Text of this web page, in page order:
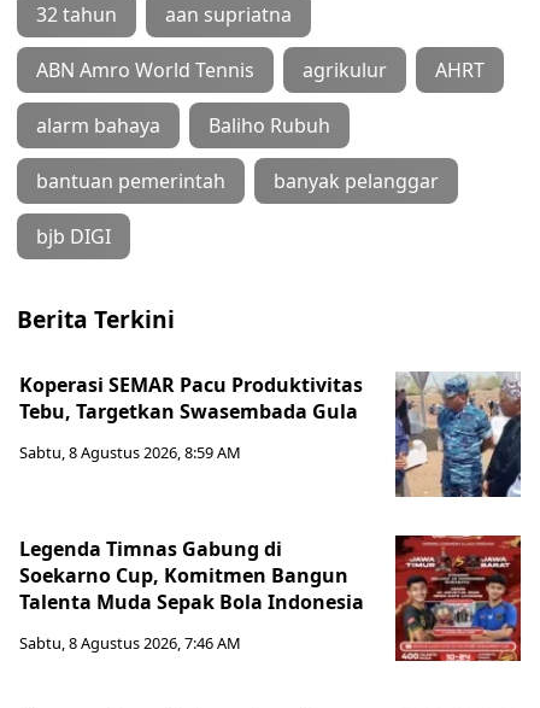
32 tahun aan supriatna
ABN Amro World Tennis agrikulur AHRT
alarm bahaya Baliho Rubuh
bantuan pemerintah banyak pelanggar
bjb DIGI
Berita Terkini
Koperasi SEMAR Pacu Produktivitas
Tebu, Targetkan Swasembada Gula
Sabtu, 8 Agustus 2026, 8:59 AM
Legenda Timnas Gabung di
Soekarno Cup, Komitmen Bangun
Talenta Muda Sepak Bola Indonesia
Sabtu, 8 Agustus 2026, 7:46 AM